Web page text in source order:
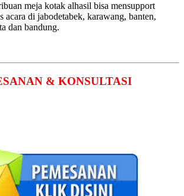
meja kotak alhasil bisa mensupport
acara di jabodetabek, karawang, banten,
dan bandung.
& KONSULTASI